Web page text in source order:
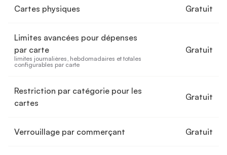
Cartes physiques Gratuit
Limites avancées pour dépenses
par carte
limites journalières, hebdomadaires et totales
configurables par carte
Gratuit
Restriction par catégorie pour les
cartes
Gratuit
Verrouillage par commerçant Gratuit